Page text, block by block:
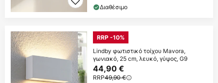
Διαθέσιμο
RRP -10%
Lindby φωτιστικό τοίχου Mavora,
γωνιακό, 25 cm, λευκό, γύψος, G9
44,90 €
RRP49,90 €